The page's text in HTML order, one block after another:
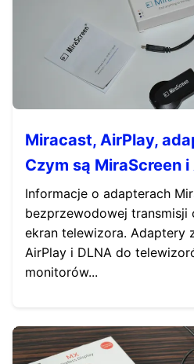
Miracast, AirPlay,
Czym są MiraScreen
Informacje o adapterach
bezprzewodowej transmisji
ekran telewizora. Adaptery
AirPlay i DLNA do
monitorów...